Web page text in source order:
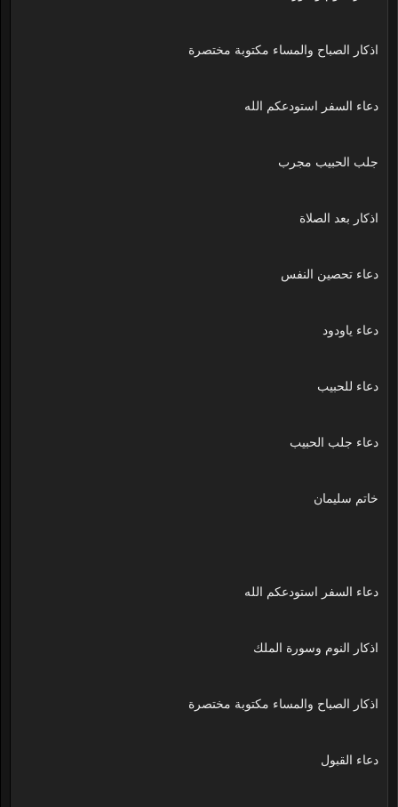
اذكار الصباح والمساء مكتوبة مختصرة
دعاء السفر استودعكم الله
جلب الحبيب مجرب
اذكار بعد الصلاة
دعاء تحصين النفس
دعاء ياودود
دعاء للحبيب
دعاء جلب الحبيب
خاتم سليمان
دعاء السفر استودعكم الله
اذكار النوم وسورة الملك
اذكار الصباح والمساء مكتوبة مختصرة
دعاء القبول